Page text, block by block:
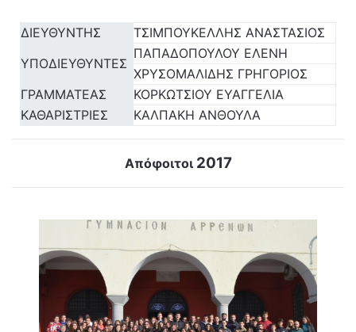
ΔΙΕΥΘΥΝΤΗΣ
ΤΣΙΜΠΟΥΚΕΛΛΗΣ ΑΝΑΣΤΑΣΙΟΣ
ΥΠΟΔΙΕΥΘΥΝΤΕΣ
ΠΑΠΑΔΟΠΟΥΛΟΥ ΕΛΕΝΗ
ΧΡΥΣΟΜΑΛΙΔΗΣ ΓΡΗΓΟΡΙΟΣ
ΓΡΑΜΜΑΤΕΑΣ
ΚΟΡΚΩΤΣΙΟΥ ΕΥΑΓΓΕΛΙΑ
ΚΑΘΑΡΙΣΤΡΙΕΣ
ΚΑΛΠΑΚΗ ΑΝΘΟΥΛΑ
Απόφοιτοι 2017